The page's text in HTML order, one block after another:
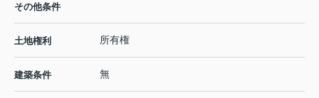
その他条件
土地権利 所有権
建築条件 無